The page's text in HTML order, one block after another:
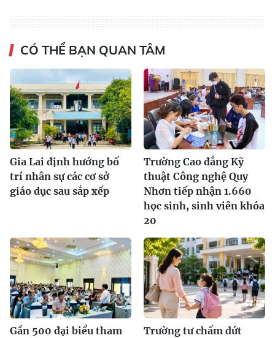
CÓ THỂ BẠN QUAN TÂM
Gia Lai định hướng bố
trí nhân sự các cơ sở
giáo dục sau sắp xếp
Trường Cao đẳng Kỹ
thuật Công nghệ Quy
Nhơn tiếp nhận 1.660
học sinh, sinh viên khóa
20
Gần 500 đại biểu tham
Trường tư chấm dứt